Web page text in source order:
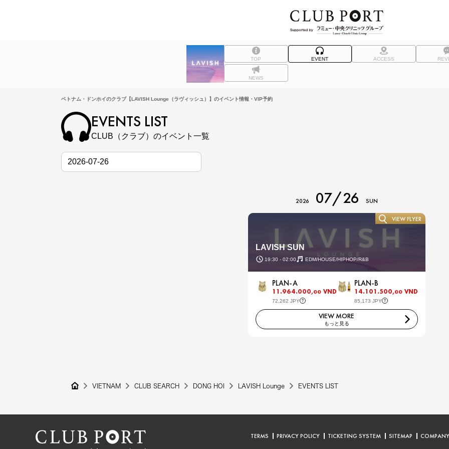
TOP EVENT ACCESS
NEWS
ベトナム・ドンホイのクラブ【LAVISH Lounge（ラヴィッシュ）】のイベント情報・VIP予約
EVENTS LIST
CLUB（クラブ）のイベント一覧
2026 07/26 SUN
LAVISH SUN
19:30 - 02:00 EDM/HOUSE/HIPHOP/R&B
VIEW FLYER
PLAN-A
11.964.000,00VND
72,262 JPY
PLAN-B
14.101.500,00VND
85,173 JPY
VIEW MORE
もっと見る
VIETNAM CLUB SEARCH DONG HOI LAVISH Lounge EVENTS LIST
TERMS PRIVACY POLICY TICKETING SYSTEM SITEMAP COMPANY